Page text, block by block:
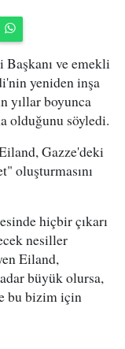
ve emekli
yeniden inşa
yıllar boyunca
olduğunu söyledi.
Gazze'deki
oluşturmasını
hiçbir çıkarı
nesiller
Eiland,
büyük olursa,
bu bizim için